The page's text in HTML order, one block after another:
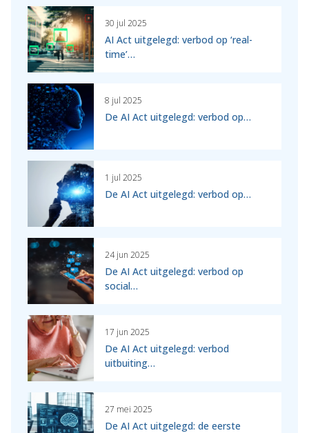
30 jul 2025
AI Act uitgelegd: verbod op ‘real-
time’…
8 jul 2025
De AI Act uitgelegd: verbod op…
1 jul 2025
De AI Act uitgelegd: verbod op…
24 jun 2025
De AI Act uitgelegd: verbod op
social…
17 jun 2025
De AI Act uitgelegd: verbod
uitbuiting…
27 mei 2025
De AI Act uitgelegd: de eerste